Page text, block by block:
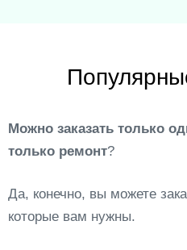
Можно заказать только
только ремонт?
Да, конечно, вы можете
которые вам нужны.